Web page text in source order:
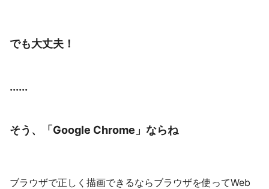
でも大丈夫！
......
そう、「Google Chrome」ならね
ブラウザで正しく描画できるならブラウザを使ってWeb